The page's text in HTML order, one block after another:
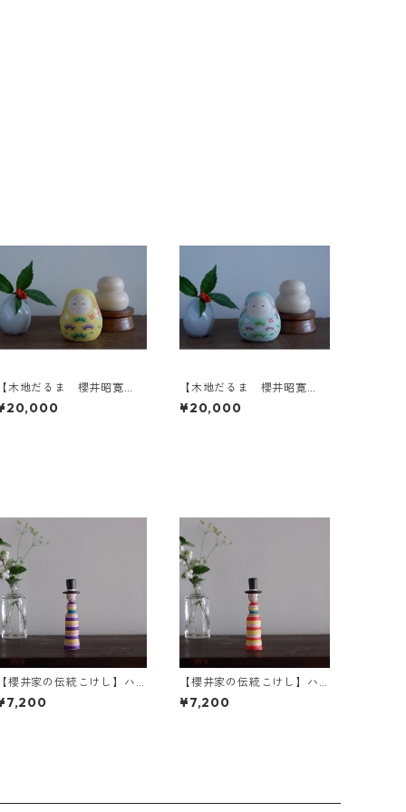
木地だるま 櫻井昭寛
】姫だるま 一筆目 A-2
【木地だるま 櫻井昭寛
作】姫だるま 二筆目 B-3
¥20,000
櫻井家の伝統こけし】ハ
ト帽a-3
【櫻井家の伝統こけし】ハ
ット帽a-1
¥7,200